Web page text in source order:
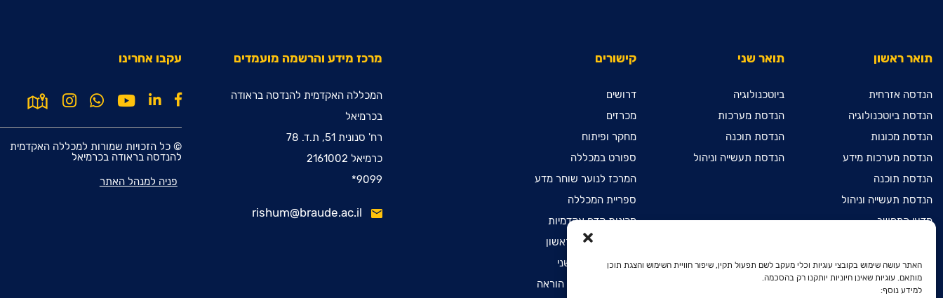
האתר עושה שימוש בקובצי עוגיות וכלי מעקב לשם תפעול תקין, שיפור חוויית השימוש והצגת תוכן
מותאם. עוגיות שאינן חיוניות יותקנו רק בהסכמה.
למידע נוסף:
תואר ראשון
הנדסה אזרחית
הנדסת ביוטכנולוגיה
הנדסת מכונות
הנדסת מערכות מידע
הנדסת תוכנה
הנדסת תעשייה וניהול
מדעי המחשב
הנדסת חשמל ואלקטרוניקה
דו-חוגי בהנדסת חשמל
ואלקטרוניקה ובהנדסת מכונות
תואר שני
ביוטכנולוגיה
הנדסת מערכות
הנדסת תוכנה
הנדסת תעשייה וניהול
קישורים
דרושים
מכרזים
מחקר ופיתוח
ספורט במכללה
המרכז לנוער שוחר מדע
ספריית המכללה
מכינות קדם אקדמיות
הרשמה לתואר ראשון
הרשמה לתואר שני
הרשמה לתעודת הוראה
מרכז מידע והרשמה מועמדים
המכללה האקדמית להנדסה בראודה
בכרמיאל
רח' סנונית 51, ת.ד. 78
כרמיאל 2161002
9099*
rishum@braude.ac.il
עקבו אחרינו
© כל הזכויות שמורות למכללה האקדמית
להנדסה בראודה בכרמיאל
פניה למנהל האתר